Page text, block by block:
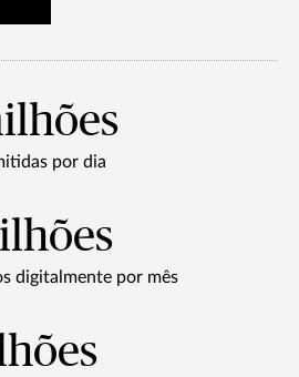
por dia
digitalmente por mês